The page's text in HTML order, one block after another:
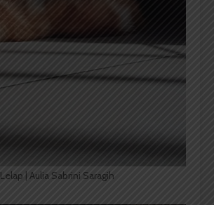
Lelap | Aulia Sabrini Saragih